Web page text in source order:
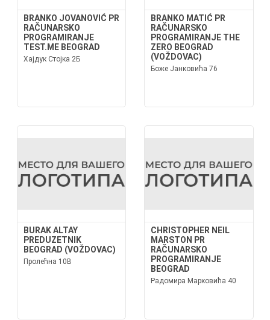
BRANKO JOVANOVIĆ PR
RAČUNARSKO
PROGRAMIRANJE
TEST.ME BEOGRAD
Хајдук Стојка 2Б
BRANKO MATIĆ PR
RAČUNARSKO
PROGRAMIRANJE THE
ZERO BEOGRAD
(VOŽDOVAC)
Боже Јанковића 76
BURAK ALTAY
PREDUZETNIK
BEOGRAD (VOŽDOVAC)
Пролећна 10В
CHRISTOPHER NEIL
MARSTON PR
RAČUNARSKO
PROGRAMIRANJE
BEOGRAD
Радомира Марковића 40